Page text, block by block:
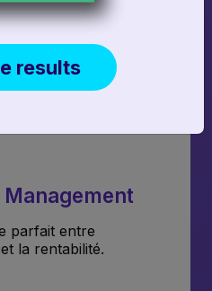
parfait entre
la rentabilité.
results